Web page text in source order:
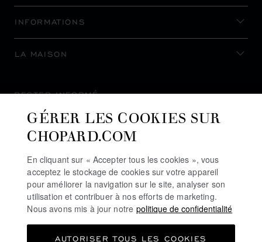
INFORMATIONS
LA MAISON
RESTER INFORMÉ
S’INSCRIRE À LA NEWSLETTER
POLITIQUE DES COOKIES
GÉRER LES COOKIES SUR
CHOPARD.COM
En cliquant sur « Accepter tous les cookies », vous
acceptez le stockage de cookies sur votre appareil
pour améliorer la navigation sur le site, analyser son
utilisation et contribuer à nos efforts de marketing.
Nous avons mis à jour notre politique de confidentialité
AUTORISER TOUS LES COOKIES